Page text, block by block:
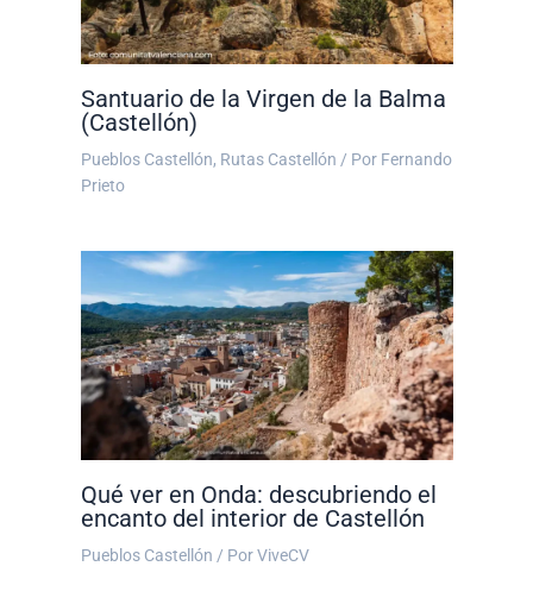
Santuario de la Virgen de la Balma
(Castellón)
Pueblos Castellón, Rutas Castellón / Por Fernando
Prieto
Qué ver en Onda: descubriendo el
encanto del interior de Castellón
Pueblos Castellón / PorViveCV